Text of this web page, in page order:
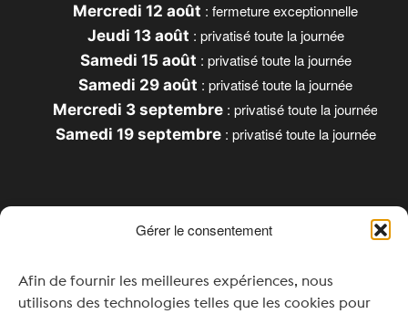
Gérer le consentement
Afin de fournir les meilleures expériences, nous
utilisons des technologies telles que les cookies pour
Mercredi 12 août : fermeture exceptionnelle
Jeudi 13 août : privatisé toute la journée
Samedi 15 août : privatisé toute la journée
Samedi 29 août : privatisé toute la journée
Mercredi 3 septembre : privatisé toute la journée
Samedi 19 septembre: privatisé toute la journée
Lundi & Mardi : Fermé